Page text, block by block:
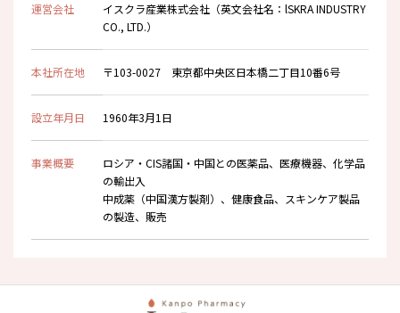
運営会社
イスクラ産業株式会社（英文会社名：lSKRA INDUSTRY
CO., LTD.）
本社所在地 〒103-0027 東京都中央区日本橋二丁目10番6号
設立年月日 1960年3月1日
事業概要
ロシア・CIS諸国・中国との医薬品、医療機器、化学品
の輸出入
中成薬（中国漢方製剤）、健康食品、スキンケア製品
の製造、販売